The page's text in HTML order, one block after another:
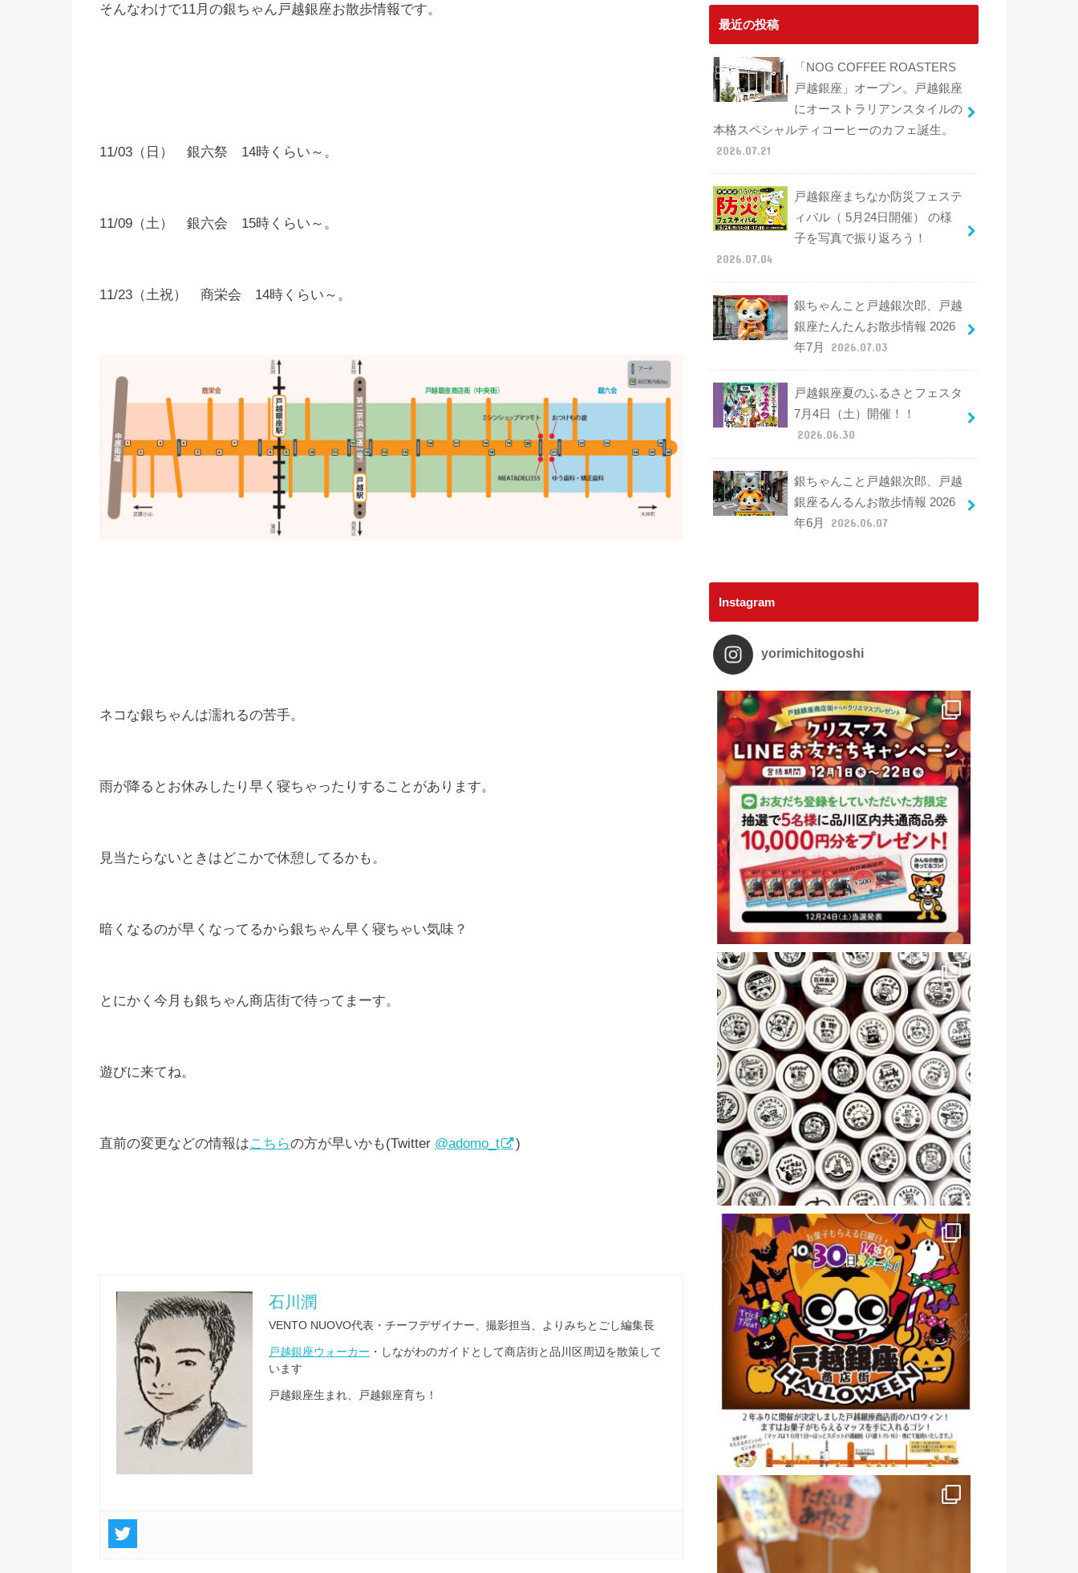
そんなわけで11月の銀ちゃん戸越銀座お散歩情報です。
11/03（日） 銀六祭 14時くらい～。
11/09（土） 銀六会 15時くらい～。
11/23（土祝） 商栄会 14時くらい～。
ネコな銀ちゃんは濡れるの苦手。
雨が降るとお休みしたり早く寝ちゃったりすることがあります。
見当たらないときはどこかで休憩してるかも。
暗くなるのが早くなってるから銀ちゃん早く寝ちゃい気味？
とにかく今月も銀ちゃん商店街で待ってまーす。
遊びに来てね。
直前の変更などの情報はこちらの方が早いかも(Twitter @adomo_t )
石川潤
VENTO NUOVO代表・チーフデザイナー、撮影担当、よりみちとごし編集長
戸越銀座ウォーカー ・しながわのガイドとして商店街と品川区周辺を散策して
います
戸越銀座生まれ、戸越銀座育ち！
最近の投稿
「NOG COFFEE ROASTERS
戸越銀座」オープン。戸越銀座
にオーストラリアンスタイルの
本格スペシャルティコーヒーのカフェ誕生。
2026.07.21
戸越銀座まちなか防災フェステ
ィバル（ 5月24日開催） の様
子を写真で振り返ろう！
2026.07.04
銀ちゃんこと戸越銀次郎、戸越
銀座たんたんお散歩情報 2026
年7月
2026.07.03
戸越銀座夏のふるさとフェスタ
7月4日（土）開催！！
2026.06.30
銀ちゃんこと戸越銀次郎、戸越
銀座るんるんお散歩情報 2026
年6月
2026.06.07
Instagram
yorimichitogoshi